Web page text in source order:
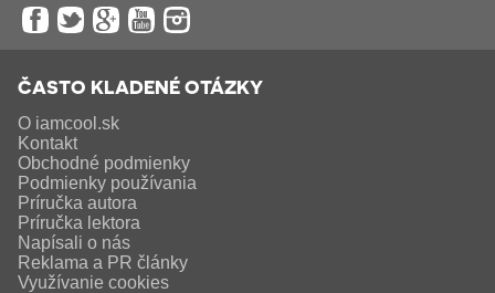
ČASTO KLADENÉ OTÁZKY
O iamcool.sk
Kontakt
Obchodné podmienky
Podmienky používania
Príručka autora
Príručka lektora
Napísali o nás
Reklama a PR články
Využívanie cookies